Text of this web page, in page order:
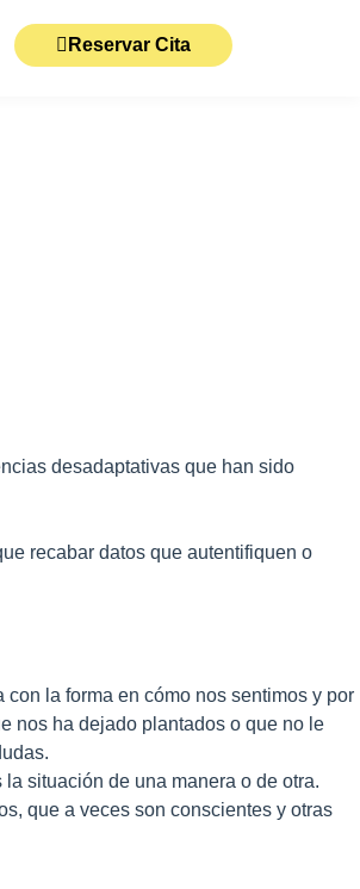
Reservar Cita
desadaptativas que han sido
recabar datos que autentifiquen o
la forma en cómo nos sentimos y por
nos ha dejado plantados o que no le
situación de una manera o de otra.
que a veces son conscientes y otras